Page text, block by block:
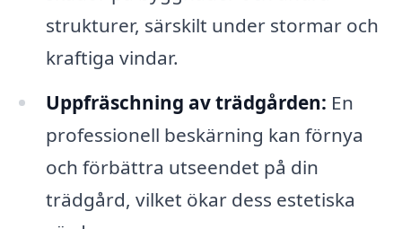
strukturer, särskilt under stormar och
kraftiga vindar.
Uppfräschning av trädgården: En
professionell beskärning kan förnya
och förbättra utseendet på din
trädgård, vilket ökar dess estetiska